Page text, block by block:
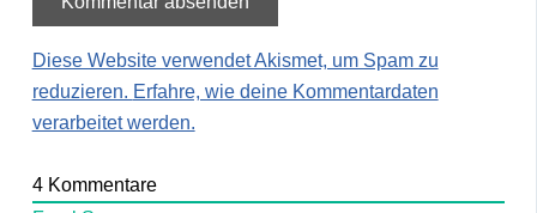
Diese Website verwendet Akismet, um Spam zu
reduzieren. Erfahre, wie deine Kommentardaten
verarbeitet werden.
4Kommentare